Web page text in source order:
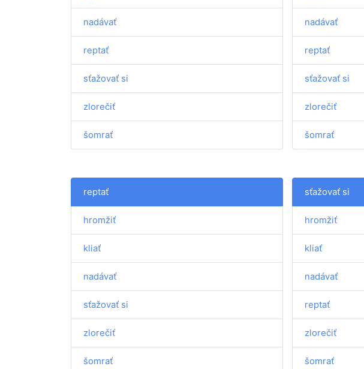
nadávať
reptať
sťažovať si
zlorečiť
šomrať
nadávať
reptať
sťažovať si
zlorečiť
šomrať
reptať
hromžiť
kliať
nadávať
sťažovať si
zlorečiť
šomrať
sťažovať si
hromžiť
kliať
nadávať
reptať
zlorečiť
šomrať